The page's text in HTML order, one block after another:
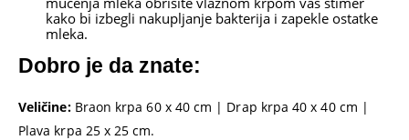
kako bi izbegli nakupljanje bakterija i zapekle ostatke
mleka.
Dobro je da znate:
Veličine:Braon krpa 60 x 40 cm | Drap krpa 40 x 40 cm |
Plava krpa 25 x 25 cm.